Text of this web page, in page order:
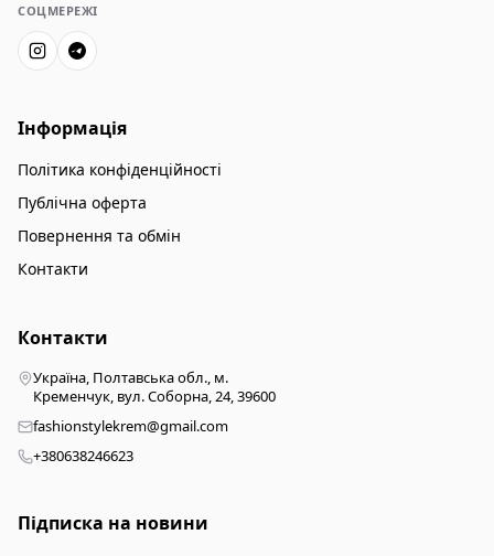
СОЦМЕРЕЖІ
Інформація
Політика конфіденційності
Публічна оферта
Повернення та обмін
Контакти
Контакти
Україна, Полтавська обл., м.
Кременчук, вул. Соборна, 24, 39600
fashionstylekrem@gmail.com
+380638246623
Підписка на новини